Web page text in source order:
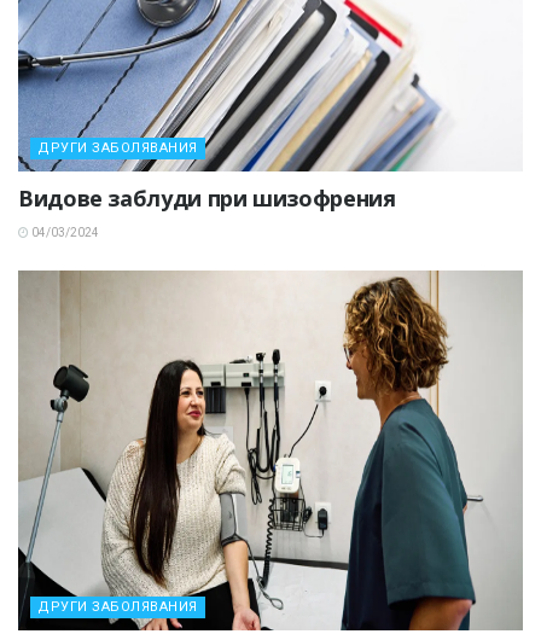
ДРУГИ ЗАБОЛЯВАНИЯ
Видове заблуди при шизофрения
04/03/2024
ДРУГИ ЗАБОЛЯВАНИЯ